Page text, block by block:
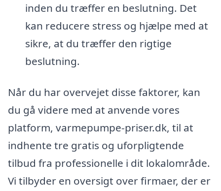
inden du træffer en beslutning. Det
kan reducere stress og hjælpe med at
sikre, at du træffer den rigtige
beslutning.
Når du har overvejet disse faktorer, kan
du gå videre med at anvende vores
platform, varmepumpe-priser.dk, til at
indhente tre gratis og uforpligtende
tilbud fra professionelle i dit lokalområde.
Vi tilbyder en oversigt over firmaer, der er